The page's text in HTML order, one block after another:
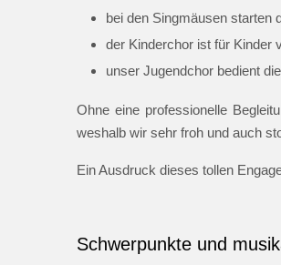
bei den Singmäusen starten
der Kinderchor ist für Kinder
unser Jugendchor bedient
Ohne eine professionelle
weshalb wir sehr froh und auch
Ein Ausdruck dieses tollen
Schwerpunkte und